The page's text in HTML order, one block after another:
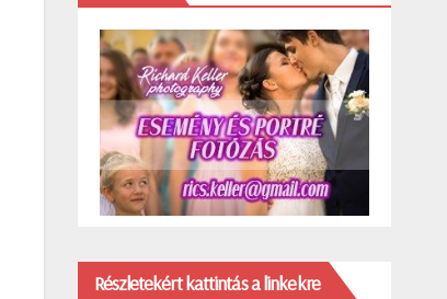
Részletekért kattintás a linkekre